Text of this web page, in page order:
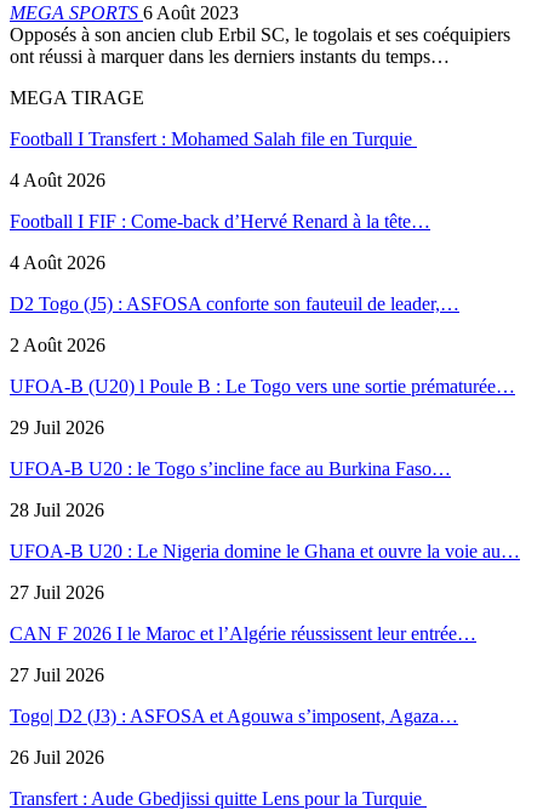
MEGA SPORTS 6 Août 2023
Opposés à son ancien club Erbil SC, le togolais et ses coéquipiers
ont réussi à marquer dans les derniers instants du temps…
MEGA TIRAGE
Football I Transfert : Mohamed Salah file en Turquie
4 Août 2026
Football I FIF : Come-back d’Hervé Renard à la tête…
4 Août 2026
D2 Togo (J5) : ASFOSA conforte son fauteuil de leader,…
2 Août 2026
UFOA-B (U20) l Poule B : Le Togo vers une sortie prématurée…
29 Juil 2026
UFOA-B U20 : le Togo s’incline face au Burkina Faso…
28 Juil 2026
UFOA-B U20 : Le Nigeria domine le Ghana et ouvre la voie au…
27 Juil 2026
CAN F 2026 I le Maroc et l’Algérie réussissent leur entrée…
27 Juil 2026
Togo| D2 (J3) : ASFOSA et Agouwa s’imposent, Agaza…
26 Juil 2026
Transfert : Aude Gbedjissi quitte Lens pour la Turquie